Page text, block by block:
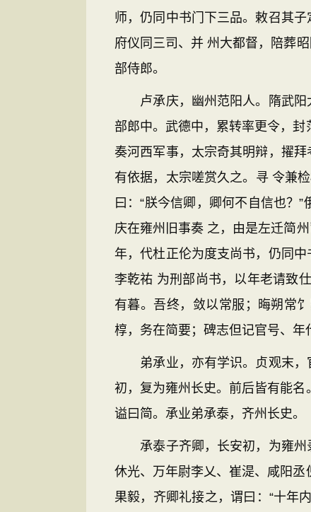
师，仍同中书门下三品。敕召其
府仪同三司、并 州大都督，陪葬
部侍郎。
卢承庆，幽州范阳人。隋武阳
部郎中。武德中，累转率更令，
奏河西军事，太宗奇其明辩，擢
有依据，太宗嗟赏久之。寻 令兼
曰：“朕今信卿，卿何不自信也？
庆在雍州旧事奏 之，由是左迁简
年，代杜正伦为度支尚书，仍同
李乾祐 为刑部尚书，以年老请致
有暮。吾终，敛以常服；晦朔常
椁，务在简要；碑志但记官号、年
弟承业，亦有学识。贞观末，
初，复为雍州长史。前后皆有能名
谥曰简。承业弟承泰，齐州长史。
承泰子齐卿，长安初，为雍州
休光、万年尉李乂、崔湜、咸阳
果毅，齐卿礼接之，谓曰：“十年